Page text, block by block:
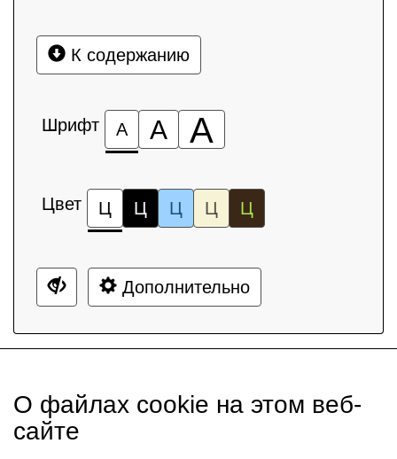
К содержанию
Шрифт А А А
Цвет Ц Ц Ц Ц Ц
Дополнительно
О файлах cookie на этом веб-
сайте